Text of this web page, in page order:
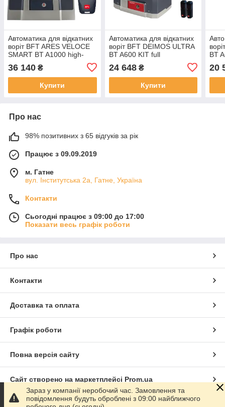
Автоматика для відкатних
воріт BFT ARES VELOCE
SMART BT A1000 high-
36 140 ₴
Купити
Автоматика для відкатних
воріт BFT DEIMOS ULTRA
BT A600 KIT full
24 648₴
Купити
BT
20
Про нас
98% позитивних з 65 відгуків за рік
Працює з 09.09.2019
м. Гатне
вул. Інститутська 2а, Гатне, Україна
Контакти
Сьогодні працює з 09:00 до 17:00
Показати весь графік роботи
Про нас
Контакти
Доставка та оплата
Графік роботи
Повна версія сайту
Сайт створено на маркетплейсі Prom.ua
Політика конфіденційності
Зараз у компанії неробочий час. Замовлення та
повідомлення будуть оброблені з 09:00 найближчого